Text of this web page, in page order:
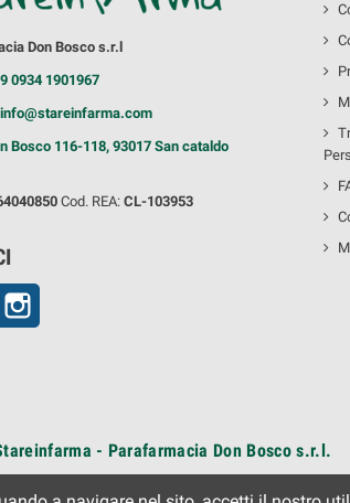
Don Bosco s.r.l
0934 1901967
info@stareinfarma.com
Bosco 116-118, 93017 San cataldo
Cod. REA: CL-103953
- Parafarmacia Don Bosco s.r.l.